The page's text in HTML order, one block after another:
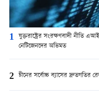
1 যুক্তরাষ্ট্রের সংরক্ষণবাদী নীতি
নেটিজেনদের অভিমত
2 চীনের সর্বোচ্চ ব্যাসের দ্রুতগতির